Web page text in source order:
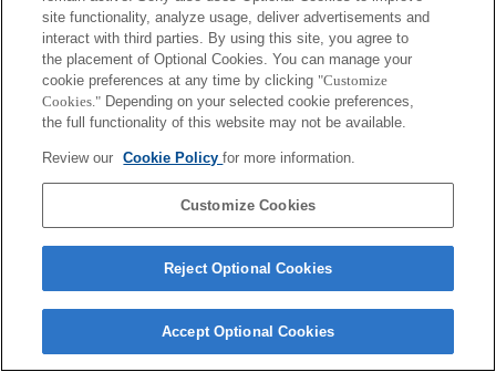
site functionality, analyze usage, deliver advertisements and
interact with third parties. By using this site, you agree to
the placement of Optional Cookies. You can manage your
cookie preferences at any time by clicking "Customize
Cookies." Depending on your selected cookie preferences,
the full functionality of this website may not be available.
Review our Cookie Policyfor more information.
Customize Cookies
Reject Optional Cookies
Accept Optional Cookies